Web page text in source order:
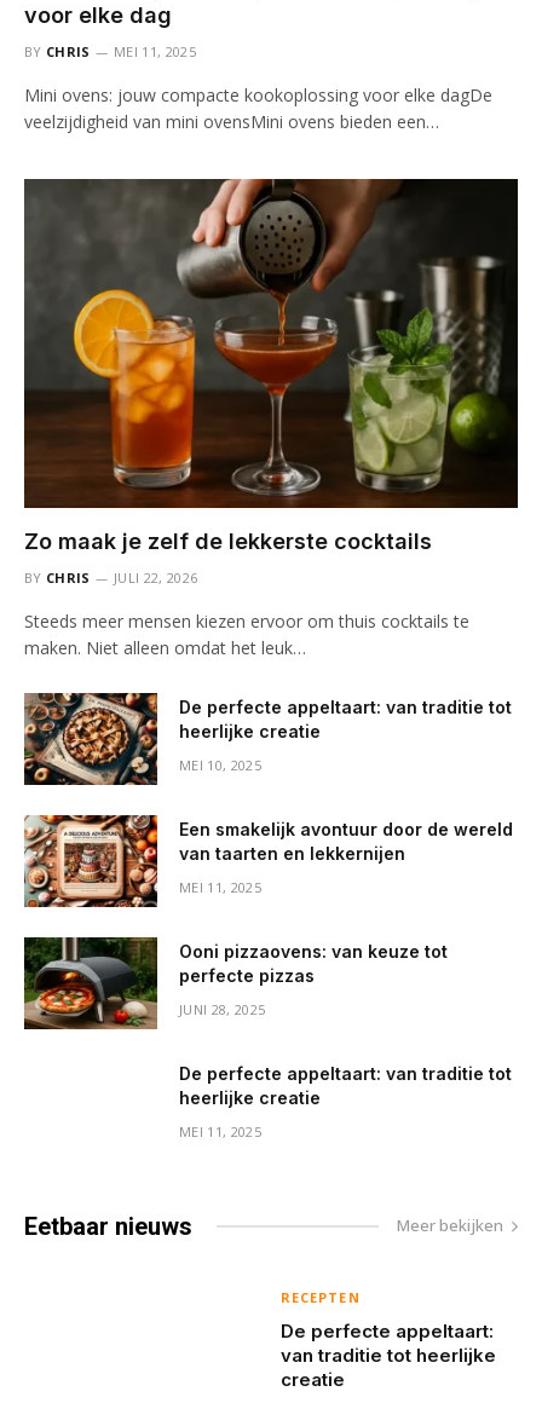
voor elke dag
BY CHRIS MEI 11, 2025
Mini ovens: jouw compacte kookoplossing voor elke dagDe
veelzijdigheid van mini ovensMini ovens bieden een…
Zo maak je zelf de lekkerste cocktails
BY CHRIS JULI 22, 2026
Steeds meer mensen kiezen ervoor om thuis cocktails te
maken. Niet alleen omdat het leuk…
De perfecte appeltaart: van traditie tot
heerlijke creatie
MEI 10, 2025
Een smakelijk avontuur door de wereld
van taarten en lekkernijen
MEI 11, 2025
Ooni pizzaovens: van keuze tot
perfecte pizzas
JUNI 28, 2025
De perfecte appeltaart: van traditie tot
heerlijke creatie
MEI 11, 2025
Eetbaar nieuws Meer bekijken
RECEPTEN
De perfecte appeltaart:
van traditie tot heerlijke
creatie